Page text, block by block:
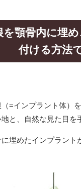
顎骨内に埋
付ける方法
=インプラント体）
と、自然な見た目を
埋めたインプラン